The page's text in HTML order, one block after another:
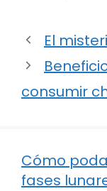
El
consumir
Cómo
fases